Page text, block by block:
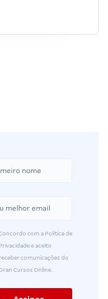
com a Política de
Privacidade e aceito
receber comunicações do
Cursos Online.